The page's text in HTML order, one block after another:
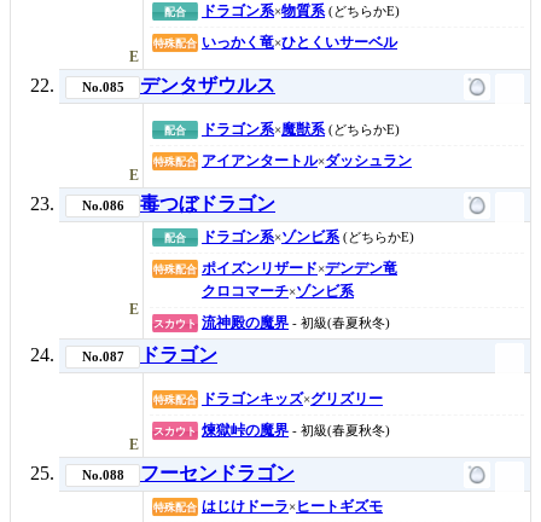
E
配合 ドラゴン系×物質系 (どちらかE)
特殊配合 いっかく竜×ひとくいサーベル
No.085 デンタザウルス
E
配合 ドラゴン系×魔獣系 (どちらかE)
特殊配合 アイアンタートル×ダッシュラン
No.086 毒つぼドラゴン
E
配合 ドラゴン系×ゾンビ系 (どちらかE)
特殊配合 ポイズンリザード×デンデン竜
クロコマーチ×ゾンビ系
スカウト 流神殿の魔界 - 初級(春夏秋冬)
No.087 ドラゴン
E
特殊配合 ドラゴンキッズ×グリズリー
スカウト 煉獄峠の魔界 - 初級(春夏秋冬)
No.088 フーセンドラゴン
特殊配合 はじけドーラ×ヒートギズモ